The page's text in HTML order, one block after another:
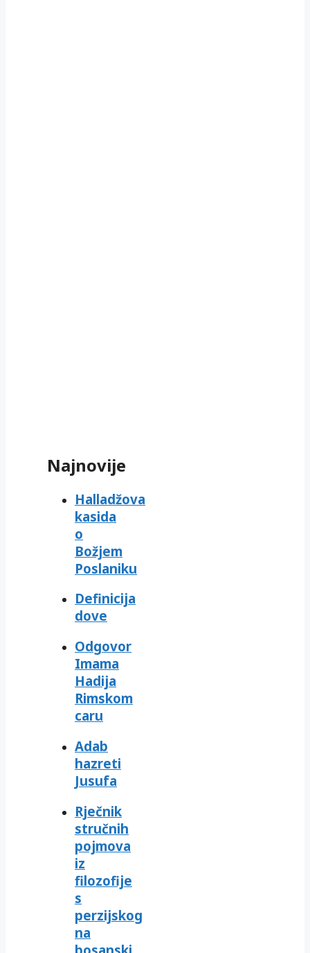
Najnovije
Halladžova
kasida
o
Božjem
Poslaniku
Definicija
dove
Odgovor
Imama
Hadija
Rimskom
caru
Adab
hazreti
Jusufa
Rječnik
stručnih
pojmova
iz
filozofije
s
perzijskog
na
bosanski